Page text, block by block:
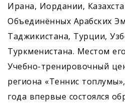
Ирана, Иордании,
Объединённых Арабских
Таджикистана, Турции,
Туркменистана. Местом
Учебно-тренировочный
региона «Теннис
года впервые состоялся